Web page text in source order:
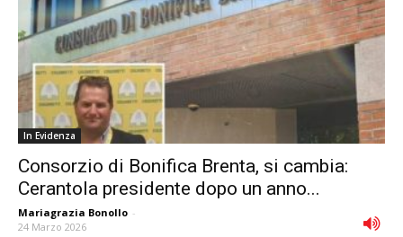
In Evidenza
Consorzio di Bonifica Brenta, si cambia:
Cerantola presidente dopo un anno...
Mariagrazia Bonollo -
24 Marzo 2026